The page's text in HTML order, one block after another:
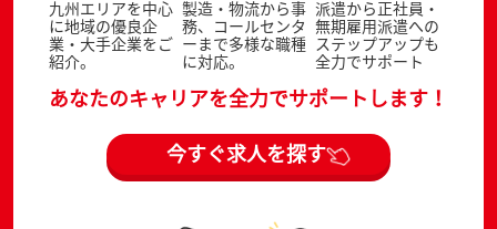
九州エリアを中心
に地域の優良企
業・大手企業をご
紹介。
製造・物流から事
務、コールセンタ
ーまで多様な職種
に対応。
派遣から正社員・
無期雇用派遣への
ステップアップも
全力でサポート
あなたのキャリアを全力でサポートします！
今すぐ求人を探す